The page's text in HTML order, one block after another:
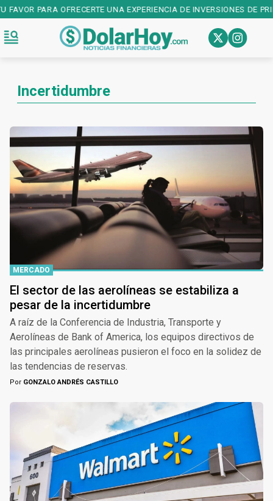
OFRECERTE UNA EXPERIENCIA DE INVERSIONES DE PRIMER
Incertidumbre
MERCADO
El sector de las aerolíneas se estabiliza a
pesar de la incertidumbre
A raíz de la Conferencia de Industria, Transporte y
Aerolíneas de Bank of America, los equipos directivos de
las principales aerolíneas pusieron el foco en la solidez de
las tendencias de reservas.
Por GONZALO ANDRÉS CASTILLO